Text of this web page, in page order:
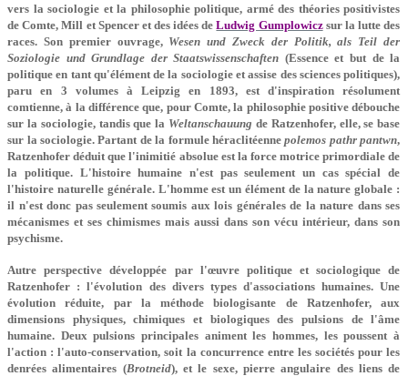
vers la sociologie et la philosophie politique, armé des théories positivistes
de Comte, Mill et Spencer et des idées deLudwig Gumplowiczsur la lutte des
races. Son premier ouvrage, Wesen und Zweck der Politik, als Teil der
Soziologie und Grundlage der Staatswissenschaften (Essence et but de la
politique en tant qu'élément de la sociologie et assise des sciences politiques),
paru en 3 volumes à Leipzig en 1893, est d'inspiration résolument
comtienne, à la différence que, pour Comte, la philosophie positive débouche
sur la sociologie, tandis que la Weltanschauung de Ratzenhofer, elle, se base
sur la sociologie. Partant de la formule héraclitéennepolemos pathr pantwn,
Ratzenhofer déduit que l'inimitié absolue est la force motrice primordiale de
la politique. L'histoire humaine n'est pas seulement un cas spécial de
l'histoire naturelle générale. L'homme est un élément de la nature globale :
il n'est donc pas seulement soumis aux lois générales de la nature dans ses
mécanismes et ses chimismes mais aussi dans son vécu intérieur, dans son
psychisme.
Autre perspective développée par l'œuvre politique et sociologique de
Ratzenhofer : l'évolution des divers types d'associations humaines. Une
évolution réduite, par la méthode biologisante de Ratzenhofer, aux
dimensions physiques, chimiques et biologiques des pulsions de l'âme
humaine. Deux pulsions principales animent les hommes, les poussent à
l'action : l'auto-conservation, soit la concurrence entre les sociétés pour les
denrées alimentaires (Brotneid), et le sexe, pierre angulaire des liens de